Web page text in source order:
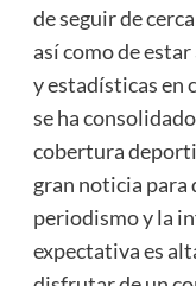
de seguir de
así como de
y estadísticas en
se ha
cobertura
gran noticia para
periodismo y la
expectativa es